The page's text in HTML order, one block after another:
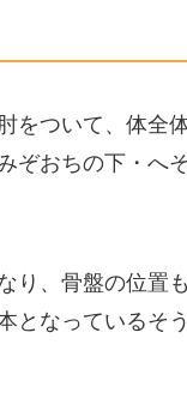
をついて、体全
ぞおちの下・へ
り、骨盤の位置
となっているそう